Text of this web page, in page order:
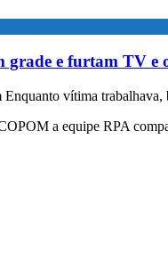
e furtam TV e
Enquanto vítima trabalhava,
a equipe RPA